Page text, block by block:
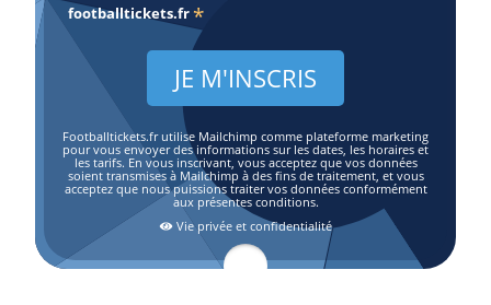
footballtickets.fr *
Footballtickets.fr utilise Mailchimp comme plateforme marketing
pour vous envoyer des informations sur les dates, les horaires et
les tarifs. En vous inscrivant, vous acceptez que vos données
soient transmises à Mailchimp à des fins de traitement, et vous
acceptez que nous puissions traiter vos données conformément
aux présentes conditions.
Vie privée et confidentialité